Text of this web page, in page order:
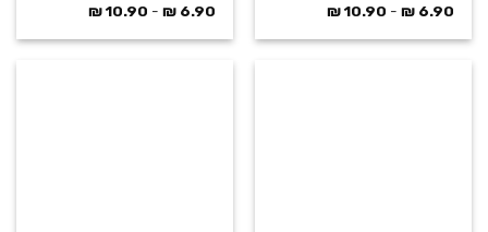
6.90
₪
-
10.90
₪
6.90
₪
-
10.90
₪